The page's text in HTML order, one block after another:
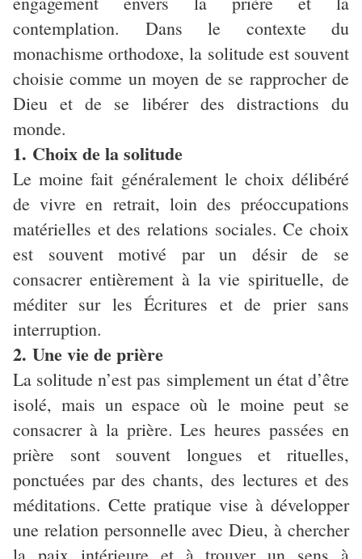
contemplation. Dans le contexte du
monachisme orthodoxe, la solitude est souvent
choisie comme un moyen de se rapprocher de
Dieu et de se libérer des distractions du
monde.
1. Choix de la solitude
Le moine fait généralement le choix délibéré
de vivre en retrait, loin des préoccupations
matérielles et des relations sociales. Ce choix
est souvent motivé par un désir de se
consacrer entièrement à la vie spirituelle, de
méditer sur les Écritures et de prier sans
interruption.
2. Une vie de prière
La solitude n’est pas simplement un état d’être
isolé, mais un espace où le moine peut se
consacrer à la prière. Les heures passées en
prière sont souvent longues et rituelles,
ponctuées par des chants, des lectures et des
méditations. Cette pratique vise à développer
une relation personnelle avec Dieu, à chercher